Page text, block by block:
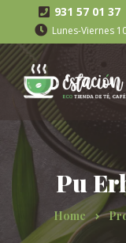
931 57 01 37
Lunes-Viernes
Pu
Home